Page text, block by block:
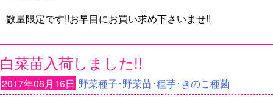
数量限定です!!お早目にお買い求め下さいませ!!
白菜苗入荷しました!!
2017年08月16日 野菜種子･野菜苗･種芋･きのこ種菌